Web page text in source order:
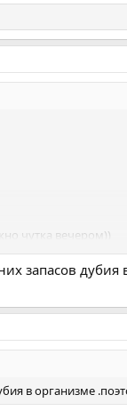
чутка вечером))
запасов дубия
в организме